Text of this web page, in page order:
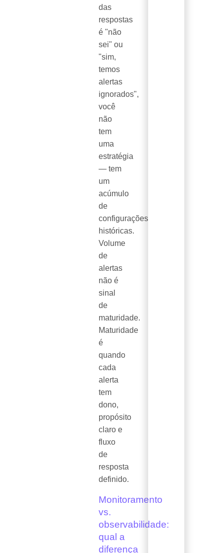
das
respostas
é "não
sei" ou
"sim,
temos
alertas
ignorados",
você
não
tem
uma
estratégia
— tem
um
acúmulo
de
configurações
históricas.
Volume
de
alertas
não é
sinal
de
maturidade.
Maturidade
é
quando
cada
alerta
tem
dono,
propósito
claro e
fluxo
de
resposta
definido.
Monitoramento
vs.
observabilidade:
qual a
diferença